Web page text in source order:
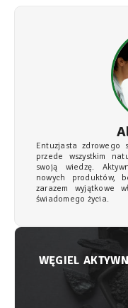
Entuzjasta zdrowego
przede wszystkim
swoją wiedzę.
nowych produktów,
zarazem wyjątkowe
świadomego życia.
WĘGIEL